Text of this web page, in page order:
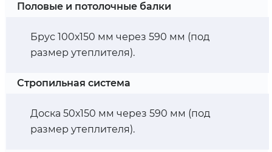
Половые и потолочные балки
Брус 100х150 мм через 590 мм (под
размер утеплителя).
Стропильная система
Доска 50х150 мм через 590 мм (под
размер утеплителя).